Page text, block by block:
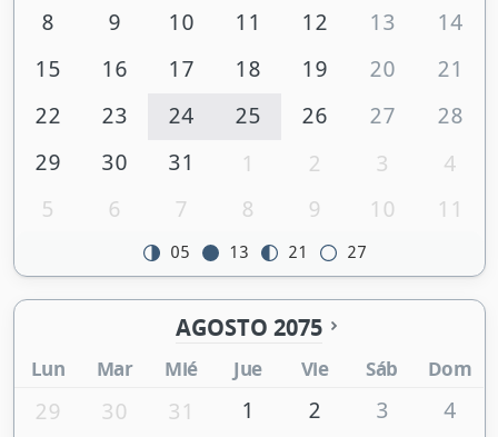
8
9 10 11 12 13
14
15
16 17 18 19 20
21
22
23 24 25 26 27
28
29
30 31 1 2 3
4
5
6 7 8 9 10 11
05 13 21 27
AGOSTO 2075
Lun Mar Mié Jue Vie Sáb Dom
29 30 31 1 2 3
4